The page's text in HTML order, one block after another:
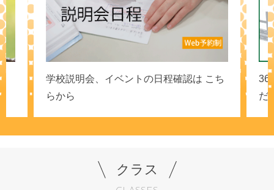
学校説明会、イベントの日程確認は こち
らから
だ
クラス